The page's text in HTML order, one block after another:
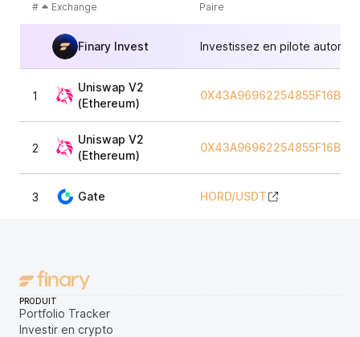
# Exchange Paire
Finary Invest Investissez en pilote
1
Uniswap V2
(Ethereum)
2
Uniswap V2
(Ethereum)
3 Gate HORD/USDT
PRODUIT
Portfolio Tracker
Investir en crypto